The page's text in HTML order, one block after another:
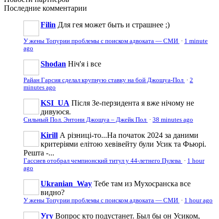
Последние комментарии
Filin Для гея может быть и страшнее ;)
У жены Топурии проблемы с поиском адвоката — СМИ · 1 minute
ago
Shodan Ніч'я і все
Райан Гарсия сделал крупную ставку на бой Джошуа-Пол · 2
minutes ago
KSI_UA Після Зе-перзидента я вже нічому не
дивуюся.
Сильный Пол. Энтони Джошуа – Джейк Пол · 38 minutes ago
Kirill А різниці-то...На початок 2024 за даними
критеріями елітою хевівейту були Усик та Фьюрі.
Решта -...
Гассиев отобрал чемпионский титул у 44-летнего Пулева · 1 hour
ago
Ukranian_Way Тебе там из Мухосранска все
видно?
У жены Топурии проблемы с поиском адвоката — СМИ · 1 hour ago
Угу Вопрос кто подустанет. Был бы он Усиком,